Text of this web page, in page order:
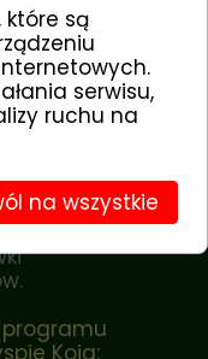
z
ma
z
klasy.
na
Koja:
które są
serwisu,
ruchu na
na wszystkie